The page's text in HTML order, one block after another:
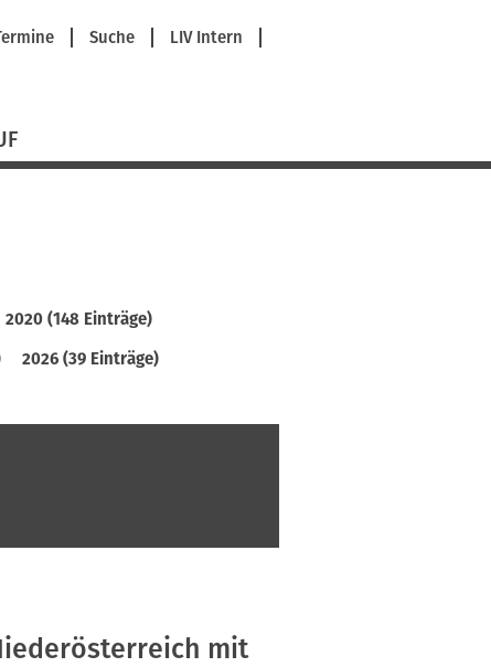
Suche LIV Intern
2020 (148 Einträge)
2026 (39 Einträge)
mit